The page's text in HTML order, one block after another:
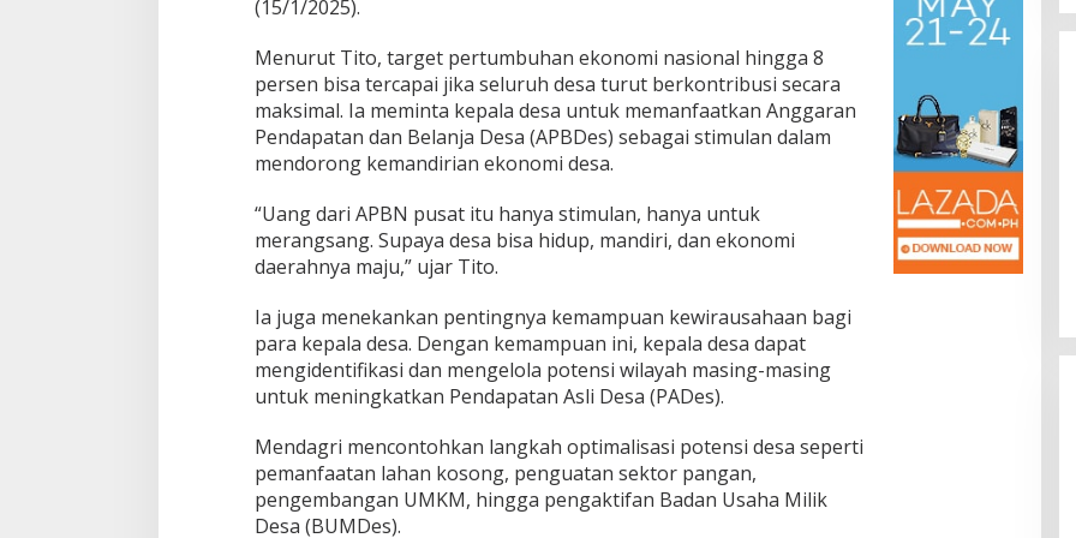
o
m
i
N
a
s
o
n
a
(15/1/2025).
Menurut Tito, target pertumbuhan ekonomi nasional hingga 8
persen bisa tercapai jika seluruh desa turut berkontribusi secara
maksimal. Ia meminta kepala desa untuk memanfaatkan Anggaran
Pendapatan dan Belanja Desa (APBDes) sebagai stimulan dalam
mendorong kemandirian ekonomi desa.
“Uang dari APBN pusat itu hanya stimulan, hanya untuk
merangsang. Supaya desa bisa hidup, mandiri, dan ekonomi
daerahnya maju,” ujar Tito.
Ia juga menekankan pentingnya kemampuan kewirausahaan bagi
para kepala desa. Dengan kemampuan ini, kepala desa dapat
mengidentifikasi dan mengelola potensi wilayah masing-masing
untuk meningkatkan Pendapatan Asli Desa (PADes).
Mendagri mencontohkan langkah optimalisasi potensi desa seperti
pemanfaatan lahan kosong, penguatan sektor pangan,
pengembangan UMKM, hingga pengaktifan Badan Usaha Milik
Desa (BUMDes).
Jalan Bergelombang dan Minim
Lampu di Ruas Bumiayu–
Bantarkawung Telan Korban,
Innova Hantam Pohon di
In Berita, Daerah, Ekonomi, Hukum & Kriminal, Info
Desa, Nasional, Otomatif, Politik,
Presidium Sosialisasikan Progres
Pemekaran Brebes Selatan,
Pembentukan Pansus DPRD
Jateng Jadi Tahap Berikutnya
In Berita, Daerah, Ekonomi, Info Desa, Nasional,